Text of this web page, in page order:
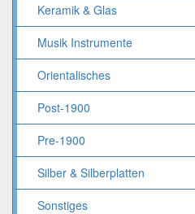
Keramik & Glas
Musik Instrumente
Orientalisches
Post-1900
Pre-1900
Silber & Silberplatten
Sonstiges